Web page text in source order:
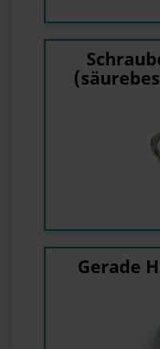
Gerade